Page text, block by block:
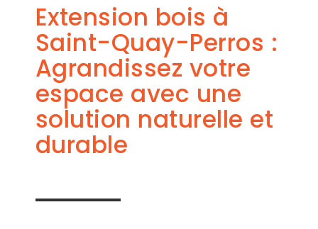
Extension bois à
Saint-Quay-Perros :
Agrandissez votre
espace avec une
solution naturelle et
durable